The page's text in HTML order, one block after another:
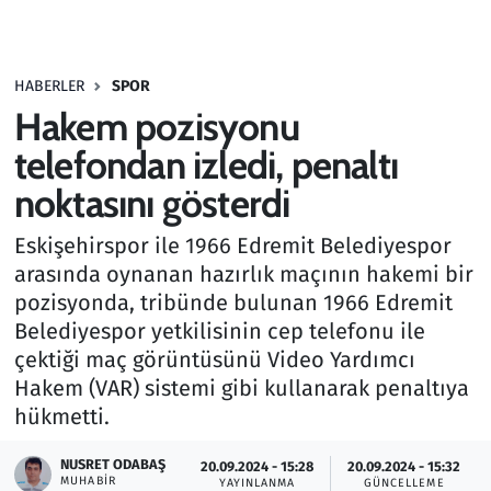
HABERLER SPOR
Hakem pozisyonu
telefondan izledi, penaltı
noktasını gösterdi
Eskişehirspor ile 1966 Edremit Belediyespor
arasında oynanan hazırlık maçının hakemi bir
pozisyonda, tribünde bulunan 1966 Edremit
Belediyespor yetkilisinin cep telefonu ile
çektiği maç görüntüsünü Video Yardımcı
Hakem (VAR) sistemi gibi kullanarak penaltıya
hükmetti.
NUSRET ODABAŞ
MUHABIR
20.09.2024 - 15:28
YAYINLANMA
20.09.2024 - 15:32
GÜNCELLEME
Haber
Kültür Sanat
Kurumsal Haberler
Lezzet Durağı
Memur ve Kamu
Otomobil
Oyun
Ramazan